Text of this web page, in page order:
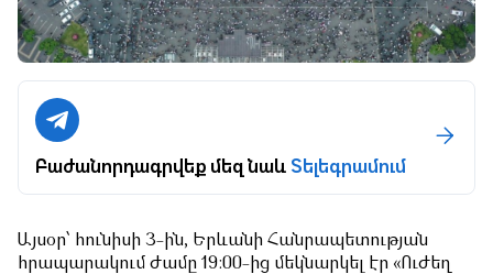
Բաժանորդագրվեք մեզ նաևՏելեգրամում
Այսօր՝ հունիսի 3-ին, Երևանի Հանրապետության
հրապարակում ժամը 19:00-ից մեկնարկել էր «Ուժեղ